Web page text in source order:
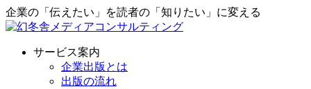
企業の「伝えたい」を読者の「知りたい」に変える
サービス案内
企業出版とは
出版の流れ